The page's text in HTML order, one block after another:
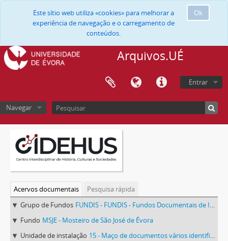
Ok
Este sítio web utiliza «cookies» para melhorar a
experiência de navegação e o carregamento de
conteúdos.
Arquivos.UÉ
Entrar
Navegar
Acervos documentais
Pesquisa rápida
Grupo de Fundos FUNDIS - FUNDIS - Fundos Documentais de Instituições do Sul
Fundo MSJE - Mosteiro de São José de Évora
Unidade de instalação 15 - Maço de documentos vários identificado com o número 15.